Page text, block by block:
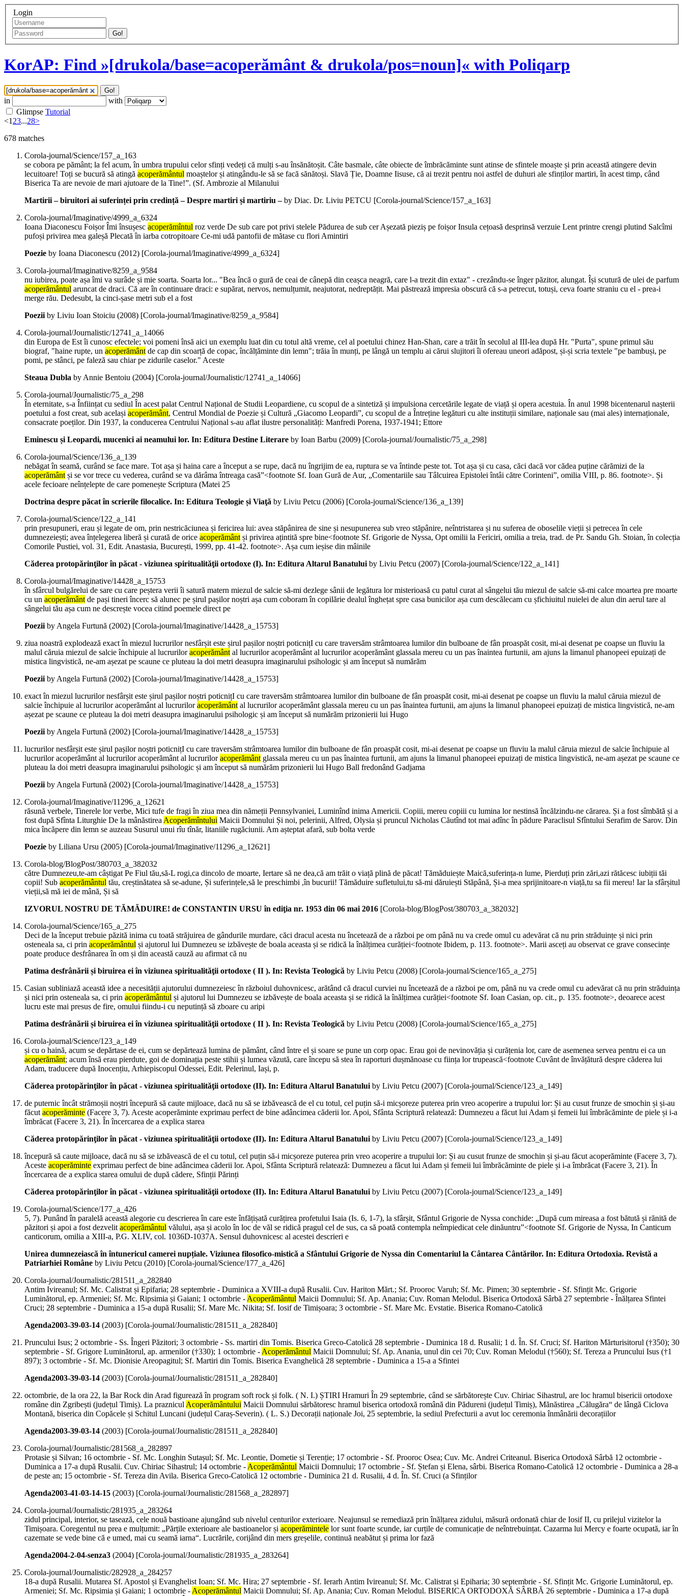
Login
Go!
KorAP: Find »[drukola/base=acoperământ & drukola/pos=noun]« with Poliqarp
Go!
in
with
Glimpse Tutorial
<123...28>
678 matches
Corola-journal/Science/157_a_163
se cobora pe pământ; la fel acum, în umbra trupului celor sfinți vedeți că mulți s-au însănătoșit. Câte basmale, câte obiecte de îmbrăcăminte sunt atinse de sfintele moaște și prin această atingere devin
lecuitoare! Toți se bucură să atingă acoperământul moaștelor și atingându-le să se facă sănătoși. Slavă Ție, Doamne Iisuse, că ai trezit pentru noi astfel de duhuri ale sfinților martiri, în acest timp, când
Biserica Ta are nevoie de mari ajutoare de la Tine!”. (Sf. Ambrozie al Milanului
Martirii – biruitori ai suferinței prin credință – Despre martiri și martiriu –by Diac. Dr. Liviu PETCU [Corola-journal/Science/157_a_163]
Corola-journal/Imaginative/4999_a_6324
Ioana Diaconescu Foișor Îmi însușesc acoperămîntul roz verde De sub care pot privi stelele Pădurea de sub cer Așezată pieziș pe foișor Insula cețoasă desprinsă verzuie Lent printre crengi plutind Salcîmi
pufoși privirea mea galeșă Plecată în iarba cotropitoare Ce-mi udă pantofii de mătase cu flori Amintiri
Poezie by Ioana Diaconescu (2012) [Corola-journal/Imaginative/4999_a_6324]
Corola-journal/Imaginative/8259_a_9584
nu iubirea, poate așa îmi va surâde și mie soarta. Soarta lor... "Bea încă o gură de ceai de cânepă din ceașca neagră, care l-a trezit din extaz" - crezându-se înger păzitor, alungat. Își scutură de ulei de parfum
acoperământul aruncat de draci. Că are în continuare draci: e supărat, nervos, nemulțumit, neajutorat, nedreptățit. Mai păstrează impresia obscură că s-a petrecut, totuși, ceva foarte straniu cu el - prea-i
merge rău. Dedesubt, la cinci-șase metri sub el a fost
Poeziiby Liviu Ioan Stoiciu (2008) [Corola-journal/Imaginative/8259_a_9584]
Corola-journal/Journalistic/12741_a_14066
din Europa de Est îi cunosc efectele; voi pomeni însă aici un exemplu luat din cu totul altă vreme, cel al poetului chinez Han-Shan, care a trăit în secolul al III-lea după Hr. "Purta", spune primul său
biograf, "haine rupte, un acoperământde cap din scoarță de copac, încălțăminte din lemn"; trăia în munți, pe lângă un templu ai cărui slujitori îi ofereau uneori adăpost, și-și scria textele "pe bambuși, pe
pomi, pe stânci, pe faleză sau chiar pe zidurile caselor." Aceste
Steaua Dubla by Annie Bentoiu (2004) [Corola-journal/Journalistic/12741_a_14066]
Corola-journal/Journalistic/75_a_298
În eternitate, s-a Înființat cu sediul În acest palat Centrul Național de Studii Leopardiene, cu scopul de a sintetiză și impulsiona cercetările legate de viață și opera acestuia. În anul 1998 bicentenarul nașterii
poetului a fost creat, sub același acoperământ, Centrul Mondial de Poezie și Cultură „Giacomo Leopardi”, cu scopul de a Întreține legături cu alte instituții similare, naționale sau (mai ales) internaționale,
consacrate poeților. Din 1937, la conducerea Centrului Național s-au aflat ilustre personalități: Manfredi Porena, 1937-1941; Ettore
Eminescu și Leopardi, mucenici ai neamului lor. In: Editura Destine Literare by Ioan Barbu (2009) [Corola-journal/Journalistic/75_a_298]
Corola-journal/Science/136_a_139
nebăgat în seamă, curând se face mare. Tot așa și haina care a început a se rupe, dacă nu îngrijim de ea, ruptura se va întinde peste tot. Tot așa și cu casa, căci dacă vor cădea puține cărămizi de la
acoperământși se vor trece cu vederea, curând se va dărâma întreaga casă”<footnote Sf. Ioan Gură de Aur, „Comentariile sau Tâlcuirea Epistolei întâi către Corinteni”, omilia VIII, p. 86. footnote>. Și
acele fecioare neînțelepte de care pomenește Scriptura (Matei 25
Doctrina despre păcat în scrierile filocalice. In: Editura Teologie și Viaţă by Liviu Petcu (2006) [Corola-journal/Science/136_a_139]
Corola-journal/Science/122_a_141
prin presupuneri, erau și legate de om, prin nestricăciunea și fericirea lui: avea stăpânirea de sine și nesupunerea sub vreo stăpânire, neîntristarea și nu suferea de oboselile vieții și petrecea în cele
dumnezeiești; avea înțelegerea liberă și curată de orice acoperământși privirea ațintită spre bine<footnote Sf. Grigorie de Nyssa, Opt omilii la Fericiri, omilia a treia, trad. de Pr. Sandu Gh. Stoian, în colecția
Comorile Pustiei, vol. 31, Edit. Anastasia, București, 1999, pp. 41-42. footnote>. Așa cum ieșise din mâinile
Căderea protopărinţilor în păcat - viziunea spiritualităţii ortodoxe (I). In: Editura Altarul Banatuluiby Liviu Petcu (2007) [Corola-journal/Science/122_a_141]
Corola-journal/Imaginative/14428_a_15753
în sfârcul bulgărelui de sare cu care peștera verii îi satură matern miezul de salcie să-mi dezlege sânii de legătura lor misterioasă cu patul curat al sângelui tău miezul de salcie să-mi calce moartea pre moarte
cu un acoperământde pași tineri încerc să alunec pe șirul pașilor noștri așa cum coboram în copilărie dealul înghețat spre casa bunicilor așa cum descălecam cu șfichiuitul nuielei de alun din aerul tare al
sângelui tău așa cum ne descrește vocea citind poemele direct pe
Poeziiby Angela Furtună (2002) [Corola-journal/Imaginative/14428_a_15753]
ziua noastră explodează exact în miezul lucrurilor nesfârșit este șirul pașilor noștri poticnițI cu care traversăm strâmtoarea lumilor din bulboane de fân proaspăt cosit, mi-ai desenat pe coapse un fluviu la
malul căruia miezul de salcie închipuie al lucruriloracoperământal lucrurilor acoperământ al lucrurilor acoperământ glassala mereu cu un pas înaintea furtunii, am ajuns la limanul phanopeei epuizați de
mistica lingvistică, ne-am așezat pe scaune ce pluteau la doi metri deasupra imaginarului psihologic și am început să numărăm
Poeziiby Angela Furtună (2002) [Corola-journal/Imaginative/14428_a_15753]
exact în miezul lucrurilor nesfârșit este șirul pașilor noștri poticnițI cu care traversăm strâmtoarea lumilor din bulboane de fân proaspăt cosit, mi-ai desenat pe coapse un fluviu la malul căruia miezul de
salcie închipuie al lucrurilor acoperământ al lucruriloracoperământal lucrurilor acoperământ glassala mereu cu un pas înaintea furtunii, am ajuns la limanul phanopeei epuizați de mistica lingvistică, ne-am
așezat pe scaune ce pluteau la doi metri deasupra imaginarului psihologic și am început să numărăm prizonierii lui Hugo
Poeziiby Angela Furtună (2002) [Corola-journal/Imaginative/14428_a_15753]
lucrurilor nesfârșit este șirul pașilor noștri poticnițI cu care traversăm strâmtoarea lumilor din bulboane de fân proaspăt cosit, mi-ai desenat pe coapse un fluviu la malul căruia miezul de salcie închipuie al
lucrurilor acoperământ al lucrurilor acoperământ al lucruriloracoperământglassala mereu cu un pas înaintea furtunii, am ajuns la limanul phanopeei epuizați de mistica lingvistică, ne-am așezat pe scaune ce
pluteau la doi metri deasupra imaginarului psihologic și am început să numărăm prizonierii lui Hugo Ball fredonând Gadjama
Poeziiby Angela Furtună (2002) [Corola-journal/Imaginative/14428_a_15753]
Corola-journal/Imaginative/11296_a_12621
răsună verbele, Tinerele lor verbe, Mici tufe de fragi în ziua mea din nămeții Pennsylvaniei, Luminînd inima Americii. Copiii, mereu copiii cu lumina lor nestinsă încălzindu-ne cărarea. Și a fost sîmbătă și a
fost după Sfînta Liturghie De la mânăstireaAcoperămîntului Maicii Domnului Și noi, pelerinii, Alfred, Olysia și pruncul Nicholas Căutînd tot mai adînc în pădure Paraclisul Sfîntului Serafim de Sarov. Din
mica încăpere din lemn se auzeau Susurul unui rîu tînăr, litaniile rugăciunii. Am așteptat afară, sub bolta verde
Poezie by Liliana Ursu (2005) [Corola-journal/Imaginative/11296_a_12621]
Corola-blog/BlogPost/380703_a_382032
către Dumnezeu,te-am câștigat Pe Fiul tău,să-L rogi,ca dincolo de moarte, Iertare să ne dea,că am trăit o viață plină de păcat! Tămăduiește Maică,suferința-n lume, Pierduți prin zări,azi rătăcesc iubiții tăi
copii! Sub acoperământul tău, creștinătatea să se-adune, Și suferințele,să le preschimbi ,în bucurii! Tămăduire sufletului,tu să-mi dăruiești Stăpână, Și-a mea sprijinitoare-n viață,tu sa fii mereu! Iar la sfârșitul
vieții,să mă iei de mână, Și să
IZVORUL NOSTRU DE TĂMĂDUIRE! de CONSTANTIN URSU în ediţia nr. 1953 din 06 mai 2016 [Corola-blog/BlogPost/380703_a_382032]
Corola-journal/Science/165_a_275
Deci de la început trebuie păzită inima cu toată străjuirea de gândurile murdare, căci dracul acesta nu încetează de a război pe om până nu va crede omul cu adevărat că nu prin străduințe și nici prin
osteneala sa, ci prin acoperământul și ajutorul lui Dumnezeu se izbăvește de boala aceasta și se ridică la înălțimea curăției<footnote Ibidem, p. 113. footnote>. Marii asceți au observat ce grave consecințe
poate produce desfrânarea în om și din această cauză au afirmat că nu
Patima desfrânării și biruirea ei în viziunea spiritualităţii ortodoxe ( II ). In: Revista Teologică by Liviu Petcu (2008) [Corola-journal/Science/165_a_275]
Casian subliniază această idee a necesității ajutorului dumnezeiesc în războiul duhovnicesc, arătând că dracul curviei nu încetează de a război pe om, până nu va crede omul cu adevărat că nu prin străduința
și nici prin osteneala sa, ci prin acoperământul și ajutorul lui Dumnezeu se izbăvește de boala aceasta și se ridică la înălțimea curăției<footnote Sf. Ioan Casian, op. cit., p. 135. footnote>, deoarece acest
lucru este mai presus de fire, omului fiindu-i cu neputință să zboare cu aripi
Patima desfrânării și biruirea ei în viziunea spiritualităţii ortodoxe ( II ). In: Revista Teologică by Liviu Petcu (2008) [Corola-journal/Science/165_a_275]
Corola-journal/Science/123_a_149
și cu o haină, acum se depărtase de ei, cum se depărtează lumina de pământ, când între el și soare se pune un corp opac. Erau goi de nevinovăția și curățenia lor, care de asemenea servea pentru ei ca un
acoperământ; acum însă erau pierdute, goi de dominația peste stihii și lumea văzută, care începu să stea în raporturi dușmănoase cu ființa lor trupească<footnote Cuvânt de învățătură despre căderea lui
Adam, traducere după Inocențiu, Arhiepiscopul Odessei, Edit. Pelerinul, Iași, p.
Căderea protopărinţilor în păcat - viziunea spiritualităţii ortodoxe (II). In: Editura Altarul Banatuluiby Liviu Petcu (2007) [Corola-journal/Science/123_a_149]
de puternic încât strămoșii noștri începură să caute mijloace, dacă nu să se izbăvească de el cu totul, cel puțin să-i micșoreze puterea prin vreo acoperire a trupului lor: Și au cusut frunze de smochin și și-au
făcutacoperăminte (Facere 3, 7). Aceste acoperăminte exprimau perfect de bine adâncimea căderii lor. Apoi, Sfânta Scriptură relatează: Dumnezeu a făcut lui Adam și femeii lui îmbrăcăminte de piele și i-a
îmbrăcat (Facere 3, 21). În încercarea de a explica starea
Căderea protopărinţilor în păcat - viziunea spiritualităţii ortodoxe (II). In: Editura Altarul Banatuluiby Liviu Petcu (2007) [Corola-journal/Science/123_a_149]
începură să caute mijloace, dacă nu să se izbăvească de el cu totul, cel puțin să-i micșoreze puterea prin vreo acoperire a trupului lor: Și au cusut frunze de smochin și și-au făcut acoperăminte (Facere 3, 7).
Aceste acoperăminte exprimau perfect de bine adâncimea căderii lor. Apoi, Sfânta Scriptură relatează: Dumnezeu a făcut lui Adam și femeii lui îmbrăcăminte de piele și i-a îmbrăcat (Facere 3, 21). În
încercarea de a explica starea omului de după cădere, Sfinții Părinți
Căderea protopărinţilor în păcat - viziunea spiritualităţii ortodoxe (II). In: Editura Altarul Banatuluiby Liviu Petcu (2007) [Corola-journal/Science/123_a_149]
Corola-journal/Science/177_a_426
5, 7). Punând în paralelă această alegorie cu descrierea în care este înfățișată curățirea profetului Isaia (Is. 6, 1-7), la sfârșit, Sfântul Grigorie de Nyssa conchide: „După cum mireasa a fost bătută și rănită de
păzitori și apoi a fost dezvelitacoperământul vălului, așa și acolo în loc de văl se ridică pragul cel de sus, ca să poată contempla neîmpiedicat cele dinăuntru”<footnote Sf. Grigorie de Nyssa, In Canticum
canticorum, omilia a XIII-a, P.G. XLIV, col. 1036D-1037A. Sensul duhovnicesc al acestei descrieri e
Unirea dumnezeiască în întunericul camerei nupțiale. Viziunea filosofico-mistică a Sfântului Grigorie de Nyssa din Comentariul la Cântarea Cântărilor. In: Editura Ortodoxia. Revistă a
Patriarhiei Române by Liviu Petcu (2010) [Corola-journal/Science/177_a_426]
Corola-journal/Journalistic/281511_a_282840
Antim Ivireanul; Sf. Mc. Calistrat și Epifaria; 28 septembrie - Duminica a XVIII-a după Rusalii. Cuv. Hariton Mărt.; Sf. Prooroc Varuh; Sf. Mc. Pimen; 30 septembrie - Sf. Sfințit Mc. Grigorie
Luminătorul, ep. Armeniei; Sf. Mc. Ripsimia și Gaiani; 1 octombrie -Acoperământul Maicii Domnului; Sf. Ap. Anania; Cuv. Roman Melodul. Biserica Ortodoxă Sârbă 27 septembrie - Înălțarea Sfintei
Cruci; 28 septembrie - Duminica a 15-a după Rusalii; Sf. Mare Mc. Nikita; Sf. Iosif de Timișoara; 3 octombrie - Sf. Mare Mc. Evstatie. Biserica Romano-Catolică
Agenda2003-39-03-14 (2003) [Corola-journal/Journalistic/281511_a_282840]
Pruncului Isus; 2 octombrie - Ss. Îngeri Păzitori; 3 octombrie - Ss. martiri din Tomis. Biserica Greco-Catolică 28 septembrie - Duminica 18 d. Rusalii; 1 d. În. Sf. Cruci; Sf. Hariton Mărturisitorul (†350); 30
septembrie - Sf. Grigore Luminătorul, ap. armenilor (†330); 1 octombrie -Acoperământul Maicii Domnului; Sf. Ap. Anania, unul din cei 70; Cuv. Roman Melodul (†560); Sf. Tereza a Pruncului Isus (†1
897); 3 octombrie - Sf. Mc. Dionisie Areopagitul; Sf. Martiri din Tomis. Biserica Evanghelică 28 septembrie - Duminica a 15-a a Sfintei
Agenda2003-39-03-14 (2003) [Corola-journal/Journalistic/281511_a_282840]
octombrie, de la ora 22, la Bar Rock din Arad figurează în program soft rock și folk. ( N. I.) ȘTIRI Hramuri În 29 septembrie, când se sărbătorește Cuv. Chiriac Sihastrul, are loc hramul bisericii ortodoxe
române din Zgribești (județul Timiș). La prazniculAcoperământului Maicii Domnului sărbătoresc hramul biserica ortodoxă română din Pădureni (județul Timiș), Mănăstirea „Călugăra“ de lângă Ciclova
Montană, biserica din Copăcele și Schitul Luncani (județul Caraș-Severin). ( L. S.) Decorații naționale Joi, 25 septembrie, la sediul Prefecturii a avut loc ceremonia înmânării decorațiilor
Agenda2003-39-03-14 (2003) [Corola-journal/Journalistic/281511_a_282840]
Corola-journal/Journalistic/281568_a_282897
Protasie și Silvan; 16 octombrie - Sf. Mc. Longhin Sutașul; Sf. Mc. Leontie, Dometie și Terenție; 17 octombrie - Sf. Prooroc Osea; Cuv. Mc. Andrei Criteanul. Biserica Ortodoxă Sârbă 12 octombrie -
Duminica a 17-a după Rusalii. Cuv. Chiriac Sihastrul; 14 octombrie -Acoperământul Maicii Domnului; 17 octombrie - Sf. Ștefan și Elena, sârbi. Biserica Romano-Catolică 12 octombrie - Duminica a 28-a
de peste an; 15 octombrie - Sf. Tereza din Avila. Biserica Greco-Catolică 12 octombrie - Duminica 21 d. Rusalii, 4 d. În. Sf. Cruci (a Sfinților
Agenda2003-41-03-14-15 (2003) [Corola-journal/Journalistic/281568_a_282897]
Corola-journal/Journalistic/281935_a_283264
zidul principal, interior, se tasează, cele nouă bastioane ajungând sub nivelul centurilor exterioare. Neajunsul se remediază prin înălțarea zidului, măsură ordonată chiar de Iosif II, cu prilejul vizitelor la
Timișoara. Coregentul nu prea e mulțumit: „Părțile exterioare ale bastioanelor și acoperămintele lor sunt foarte scunde, iar curțile de comunicație de neîntrebuințat. Cazarma lui Mercy e foarte ocupată, iar în
cazemate se vede bine că e umed, mai cu seamă iarna“. Lucrările, corijând din mers greșelile, continuă neabătut și prima lor fază
Agenda2004-2-04-senza3 (2004) [Corola-journal/Journalistic/281935_a_283264]
Corola-journal/Journalistic/282928_a_284257
18-a după Rusalii. Mutarea Sf. Apostol și Evanghelist Ioan; Sf. Mc. Hira; 27 septembrie - Sf. Ierarh Antim Ivireanul; Sf. Mc. Calistrat și Epiharia; 30 septembrie - Sf. Sfințit Mc. Grigorie Luminătorul, ep.
Armeniei; Sf. Mc. Ripsimia și Gaiani; 1 octombrie -Acoperământul Maicii Domnului; Sf. Ap. Anania; Cuv. Roman Melodul. BISERICA ORTODOXĂ SÂRBĂ 26 septembrie - Duminica a 17-a după